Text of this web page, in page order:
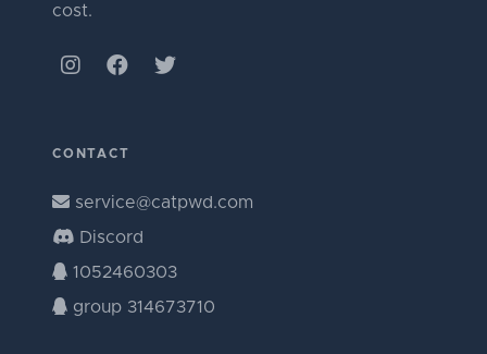
cost.
CONTACT
service@catpwd.com
Discord
1052460303
group 314673710